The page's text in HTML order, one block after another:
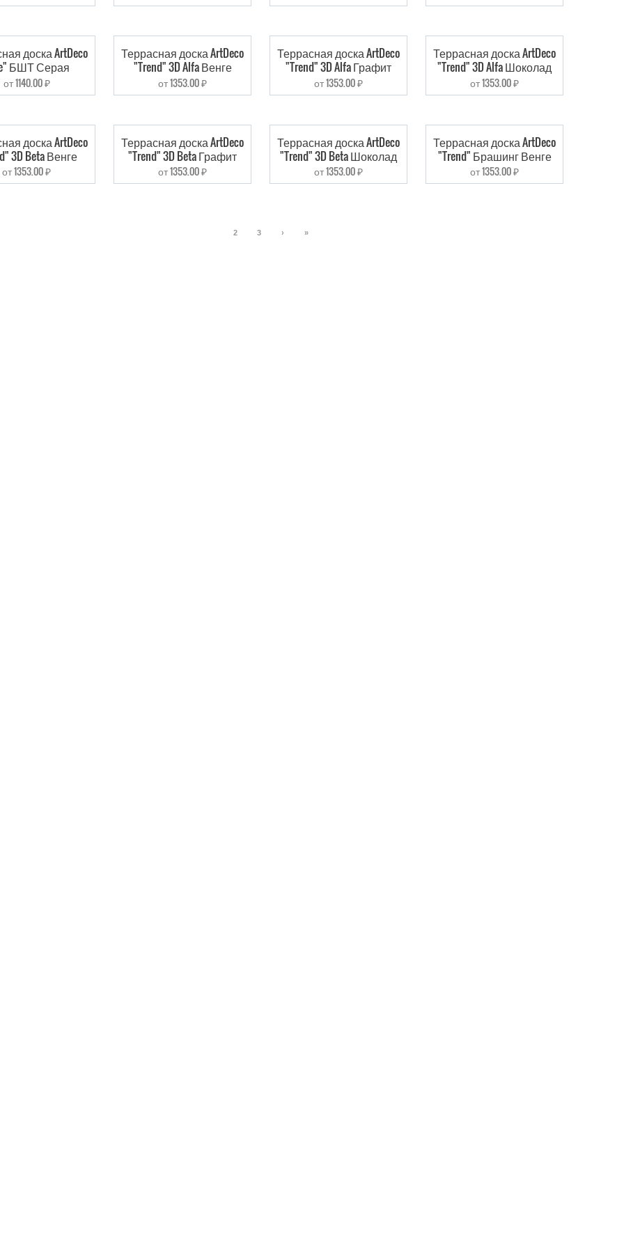
доска ArtDeco
БШТ Серая
от 1140.00 ₽
Террасная доска ArtDeco
"Trend" 3D Alfa Венге
от 1353.00 ₽
Террасная доска ArtDeco
"Trend" 3D Alfa Графит
от 1353.00 ₽
Террасная доска ArtDeco
"Trend" 3D Alfa Шоколад
от 1353.00 ₽
доска ArtDeco
3D Beta Венге
от 1353.00 ₽
Террасная доска ArtDeco
"Trend" 3D Beta Графит
от 1353.00 ₽
Террасная доска ArtDeco
"Trend" 3D Beta Шоколад
от 1353.00 ₽
Террасная доска ArtDeco
"Trend" Брашинг Венге
от 1353.00 ₽
2 3 › »